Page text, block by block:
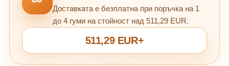
Доставката е безплатна при поръчка на 1
до 4 гуми на стойност над 511,29 EUR.
511,29 EUR+